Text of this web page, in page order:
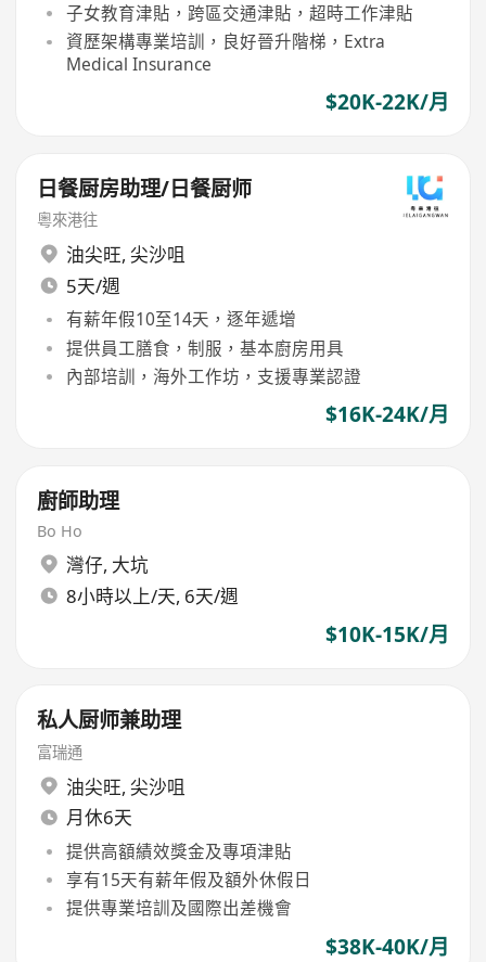
子女教育津貼，跨區交通津貼，超時工作津貼
資歷架構專業培訓，良好晉升階梯，Extra
Medical Insurance
$20K-22K/月
日餐厨房助理/日餐厨师
粵來港往
油尖旺, 尖沙咀
5天/週
有薪年假10至14天，逐年遞增
提供員工膳食，制服，基本廚房用具
內部培訓，海外工作坊，支援專業認證
$16K-24K/月
廚師助理
Bo Ho
灣仔, 大坑
8小時以上/天, 6天/週
$10K-15K/月
私人厨师兼助理
富瑞通
油尖旺, 尖沙咀
月休6天
提供高額績效獎金及專項津貼
享有15天有薪年假及額外休假日
提供專業培訓及國際出差機會
$38K-40K/月